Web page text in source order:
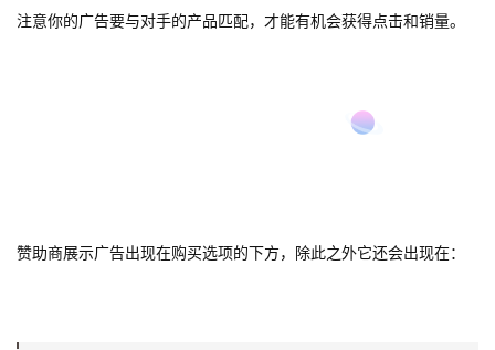
注意你的广告要与对手的产品匹配，才能有机会获得点击和销量。
赞助商展示广告出现在购买选项的下方，除此之外它还会出现在：